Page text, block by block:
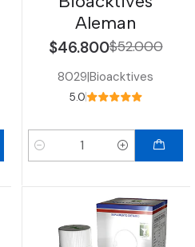
Aleman
$46.800$52.000
8029|Bioacktives
5.0
Cantidad